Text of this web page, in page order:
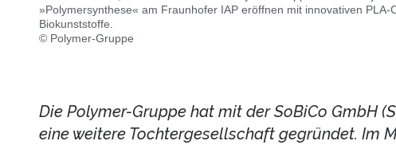
»Polymersynthese« am Fraunhofer IAP eröffnen mit innovativen
Biokunststoffe.
© Polymer-Gruppe
Die Polymer-Gruppe hat mit der SoBiCo GmbH
eine weitere Tochtergesellschaft gegründet. Im